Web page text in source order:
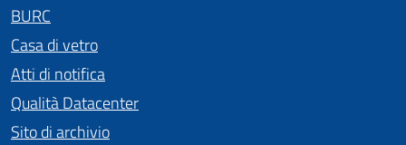
BURC
Casa di vetro
Atti di notifica
Qualità Datacenter
Sito di archivio